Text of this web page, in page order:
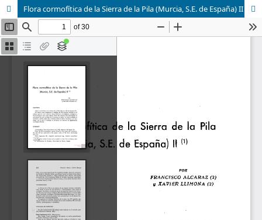
Flora cormofítica de la Sierra de la Pila (Murcia, S.E. de España) II